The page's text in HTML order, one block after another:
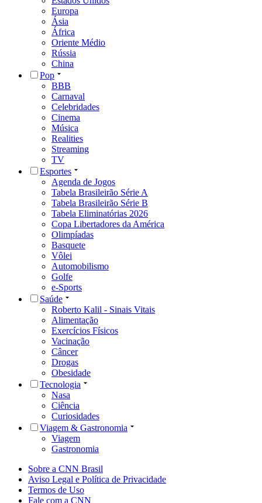
Europa
Ásia
África
Oriente Médio
Rússia
China
Pop
BBB
Carnaval
Celebridades
Cinema
Música
Realities
Streaming
TV
Esportes
Agenda de Jogos
Tabela Brasileirão Série A
Tabela Brasileirão Série B
Tabela Eliminatórias 2026
Copa Libertadores da América
Olimpíadas
Basquete
Vôlei
Automobilismo
Golfe
e-Sports
Saúde
Roberto Kalil - Sinais Vitais
Alimentação
Exercícios Físicos
Vacinação
Câncer
Drogas
Obesidade
Tecnologia
Nasa
Ciência
Curiosidades
Viagem & Gastronomia
Viagem
Gastronomia
Sobre a CNN Brasil
Aviso Legal e Política de Privacidade
Termos de Uso
Fale com a CNN